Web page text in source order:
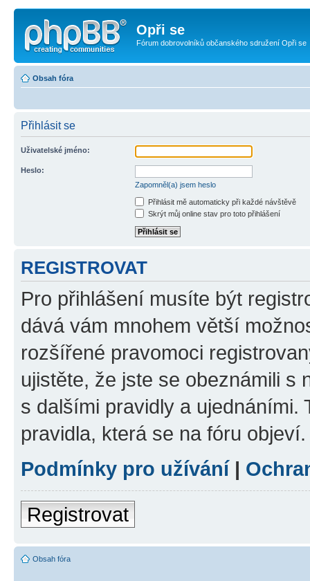
Opři se
Fórum dobrovolníků občanského sdružení Opři se
Obsah fóra
Přihlásit se
Uživatelské jméno:
Heslo:
Zapomněl(a) jsem heslo
Přihlásit mě automaticky při každé návštěvě
Skrýt můj online stav pro toto přihlášení
REGISTROVAT
Pro přihlášení musíte být
dává vám mnohem větší
rozšířené pravomoci
ujistěte, že jste se obeznámili s
s dalšími pravidly a ujednáními.
pravidla, která se na fóru objeví.
Podmínky pro užívání |
Registrovat
Obsah fóra